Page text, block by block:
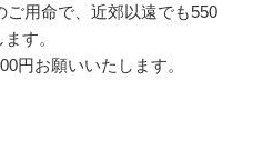
用命で、近郊以遠でも550
す。
円お願いいたします。